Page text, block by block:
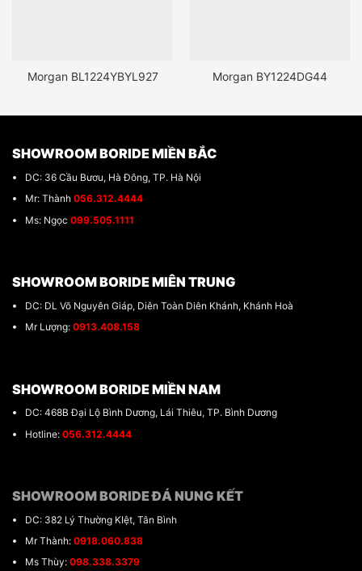
Morgan BL1224YBYL927 Morgan BY1224DG44
SHOWROOM BORIDE MIỀN BẮC
DC: 36 Cầu Bươu, Hà Đông, TP. Hà Nội
Mr: Thành 056.312.4444
Ms: Ngọc 099.505.1111
SHOWROOM BORIDE MIÊN TRUNG
DC: DL Võ Nguyên Giáp, Diên Toàn Diên Khánh, Khánh Hoà
Mr Lượng: 0913.408.158
SHOWROOM BORIDE MIỀN NAM
DC: 468B Đại Lộ Bình Dương, Lái Thiêu, TP. Bình Dương
Hotline: 056.312.4444
SHOWROOM BORIDE ĐÁ NUNG KẾT
DC: 382 Lý Thường KIệt, Tân Bình
Mr Thành: 0918.060.838
Ms Thùy: 098.338.3379